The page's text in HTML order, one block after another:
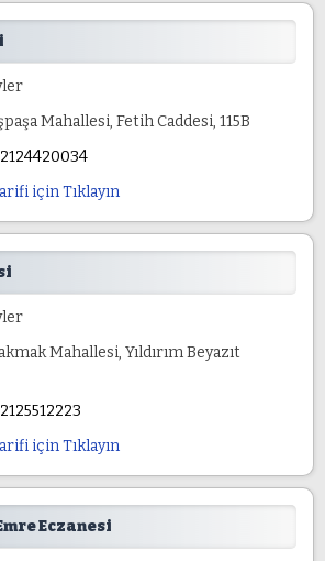
Mahallesi, Fetih Caddesi, 115B
için Tıklayın
Mahallesi, Yıldırım Beyazıt
için Tıklayın
Eczanesi